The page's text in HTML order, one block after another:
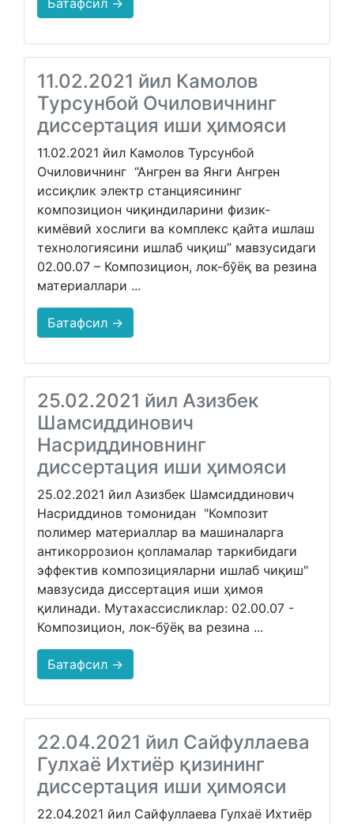
Батафсил →
11.02.2021 йил Камолов
Турсунбой Очиловичнинг
диссертация иши ҳимояси
11.02.2021 йил Камолов Турсунбой
Очиловичнинг “Ангрен ва Янги Ангрен
иссиқлик электр станциясининг
композицион чиқиндиларини физик-
кимёвий хослиги ва комплекс қайта ишлаш
технологиясини ишлаб чиқиш” мавзусидаги
02.00.07 – Композицион, лок-бўёқ ва резина
материаллари ...
Батафсил →
25.02.2021 йил Aзизбек
Шамсиддинович
Нaсриддиновнинг
диссертация иши ҳимояси
25.02.2021 йил Aзизбек Шамсиддинович
Нaсриддинов томонидан "Композит
полимер материаллар ва машиналарга
антикоррозион қопламалар таркибидаги
эффектив композицияларни ишлаб чиқиш"
мавзусида диссертация иши ҳимоя
қилинади. Мутахассисликлар: 02.00.07 -
Композицион, лок-бўёқ ва резина ...
Батафсил →
22.04.2021 йил Сайфуллаева
Гулхаё Ихтиёр қизининг
диссертация иши ҳимояси
22.04.2021 йил Сайфуллаева Гулхаё Ихтиёр